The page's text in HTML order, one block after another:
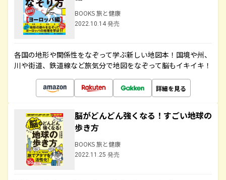
BOOKS 旅と健康
2022.10.14 発売
各国の地形や関係性をなぞって学ぶ新しい地図本！国境や州、
川や街道、鉄道線など旅気分で地図をなぞって脳もイキイキ！
詳細を見る
脳がどんどん強くなる！すごい地球の
歩き方
BOOKS 旅と健康
2022.11.25 発売